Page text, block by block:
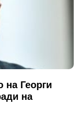
на Георги
на